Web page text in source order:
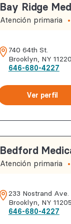
Bay Ridge
Atención primaria
740 64th St.
Brooklyn, NY 11220
646-680-4227
Ver perfil
Bedford
Atención primaria
233 Nostrand Ave.
Brooklyn, NY 11205
646-680-4227